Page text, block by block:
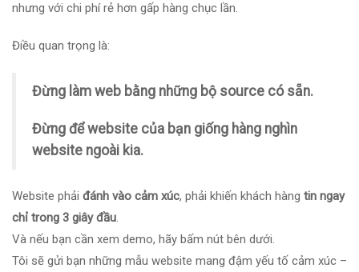
nhưng với chi phí rẻ hơn gấp hàng chục lần.
Điều quan trọng là:
Đừng làm web bằng những bộ source có sẵn.
Đừng để website của bạn giống hàng nghìn
website ngoài kia.
Website phải đánh vào cảm xúc, phải khiến khách hàng tin ngay
chỉ trong 3 giây đầu.
Và nếu bạn cần xem demo, hãy bấm nút bên dưới.
Tôi sẽ gửi bạn những mẫu website mang đậm yếu tố cảm xúc –